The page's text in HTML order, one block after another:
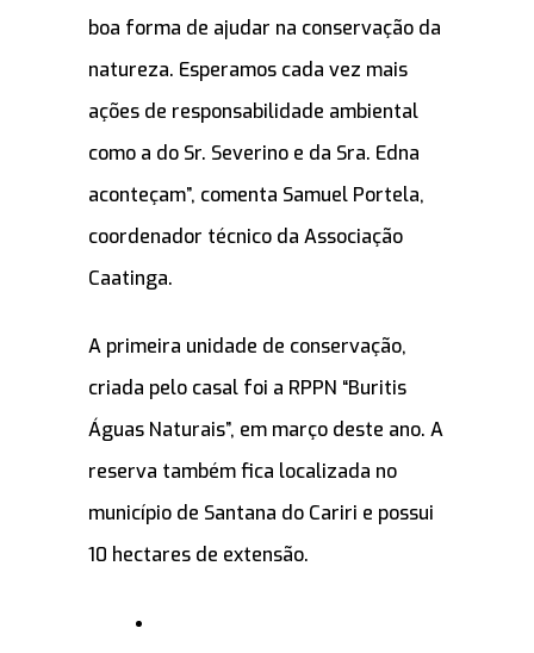
boa forma de ajudar na conservação da
natureza. Esperamos cada vez mais
ações de responsabilidade ambiental
como a do Sr. Severino e da Sra. Edna
aconteçam”, comenta Samuel Portela,
coordenador técnico da Associação
Caatinga.
A primeira unidade de conservação,
criada pelo casal foi a RPPN “Buritis
Águas Naturais”, em março deste ano. A
reserva também fica localizada no
município de Santana do Cariri e possui
10 hectares de extensão.